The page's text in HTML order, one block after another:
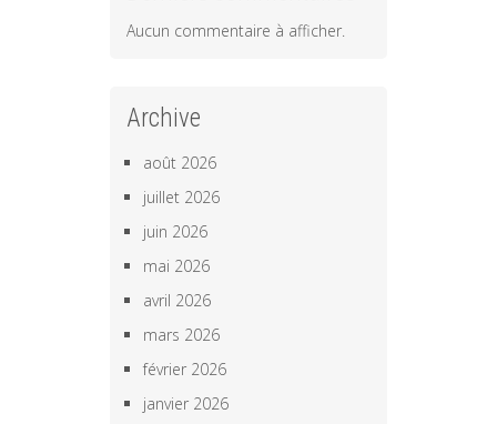
Aucun commentaire à afficher.
Archive
août 2026
juillet 2026
juin 2026
mai 2026
avril 2026
mars 2026
février 2026
janvier 2026